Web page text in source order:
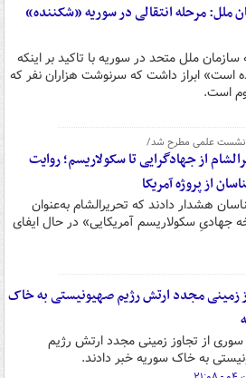
ملل: مرحله انتقالی در سوریه «شکننده»
سازمان ملل متحد در سوریه با تاکید بر اینکه
است» ابراز داشت که سرنوشت هزاران نفر که
است.
نشست علمی مطرح شد/
از جهادگرایی تا سکولاریسم؛ روایت
از پروژه آمریکا
هشدار دادند که تحریرالشام به‌عنوان
جهادیِ سکولاریسم آمریکایی» در حال ایفای
زمینی مجدد ارتش رژیم صهیونیستی به خاک
سوری از تجاوز زمینی مجدد ارتش رژیم
به خاک سوریه خبر دادند.